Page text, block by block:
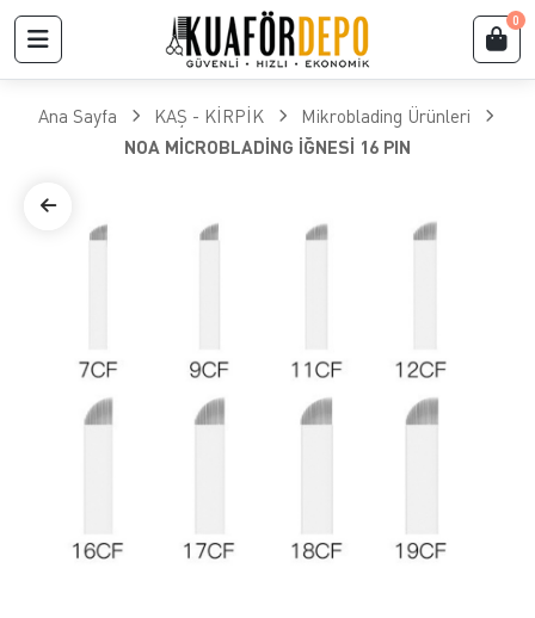
0
Ana Sayfa KAŞ - KİRPİK
Mikroblading Ürünleri
NOA MİCROBLADİNG İĞNESİ 16 PIN